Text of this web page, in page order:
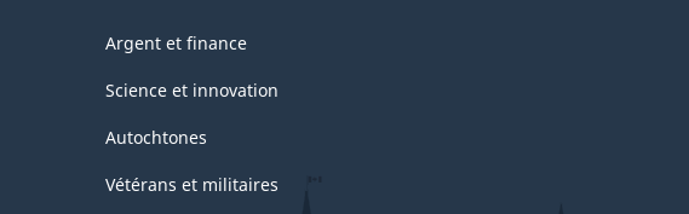
Argent et finance
Science et innovation
Autochtones
Vétérans et militaires